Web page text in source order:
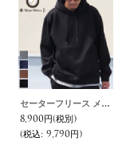
セーターフリース メランジ スウェットライク プルパーカー【MADE IN JAPAN】『日本製』 / Upscape Audience
8,900円(税別)
(税込: 9,790円)